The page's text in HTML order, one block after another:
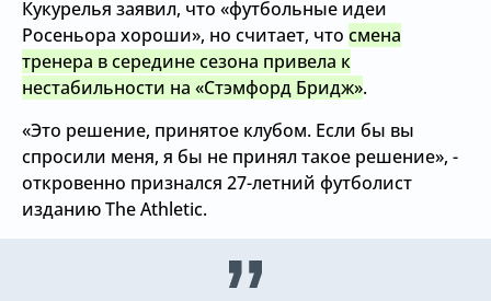
Кукурелья заявил, что «футбольные идеи
Росеньора хороши», но считает, что смена
тренера в середине сезона привела к
нестабильности на «Стэмфорд Бридж».
«Это решение, принятое клубом. Если бы вы
спросили меня, я бы не принял такое решение», -
откровенно признался 27-летний футболист
изданию The Athletic.